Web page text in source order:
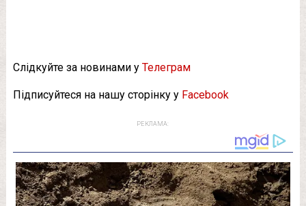
Слідкуйте за новинами у Телеграм
Підписуйтеся на нашу сторінку у Facebook
РЕКЛАМА: